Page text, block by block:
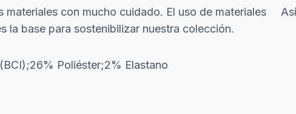
materiales con mucho cuidado. El uso de materiales
la base para sostenibilizar nuestra colección.
Poliéster;2% Elastano